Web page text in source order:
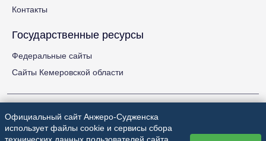
Контакты
Государственные ресурсы
Федеральные сайты
Сайты Кемеровской области
Официальный сайт Анжеро-Судженска
использует файлы cookie и сервисы сбора